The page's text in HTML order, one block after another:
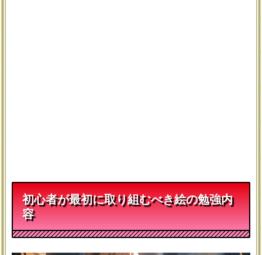
初心者が最初に取り組むべき絵の勉強内
容